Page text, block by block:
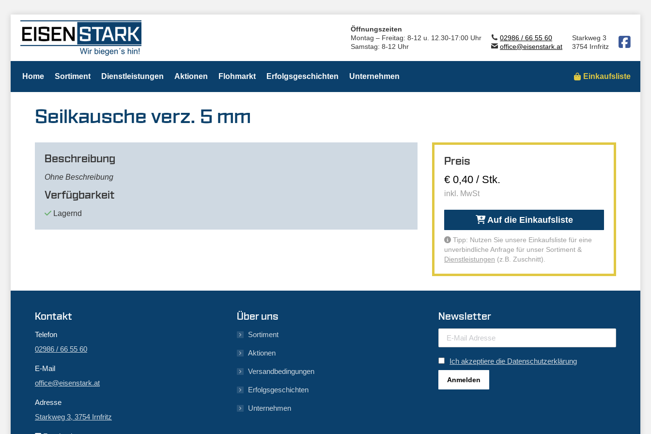
Öffnungszeiten
Montag – Freitag: 8-12 u. 12.30-17:00 Uhr
Samstag: 8-12 Uhr
02986 / 66 55 60
office@eisenstark.at
Starkweg 3
3754 Irnfritz
Home Sortiment Dienstleistungen Aktionen Flohmarkt Erfolgsgeschichten Unternehmen Einkaufsliste
Seilkausche verz. 5 mm
Beschreibung
Ohne Beschreibung
Verfügbarkeit
Lagernd
Preis
€ 0,40 / Stk.
inkl. MwSt
Auf die Einkaufsliste
Tipp: Nutzen Sie unsere Einkaufsliste für eine
unverbindliche Anfrage für unser Sortiment &
Dienstleistungen (z.B. Zuschnitt).
Kontakt
Telefon
02986 / 66 55 60
E-Mail
office@eisenstark.at
Adresse
Starkweg 3, 3754 Irnfritz
Über uns
Sortiment
Aktionen
Versandbedingungen
Erfolgsgeschichten
Unternehmen
Newsletter
Ich akzeptiere die Datenschutzerklärung